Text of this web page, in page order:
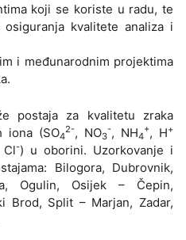
koji se koriste u radu, te
osiguranja kvalitete analiza i
i međunarodnim projektima
postaja za kvalitetu zraka
iona (SO4
2-, NO3
-, NH4
+, H+
-) u oborini. Uzorkovanje i
Bilogora, Dubrovnik,
Ogulin, Osijek – Čepin,
Brod, Split – Marjan, Zadar,